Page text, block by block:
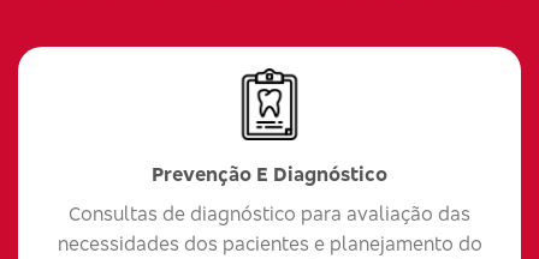
Prevenção E Diagnóstico
Consultas de diagnóstico para avaliação das
necessidades dos pacientes e planejamento do